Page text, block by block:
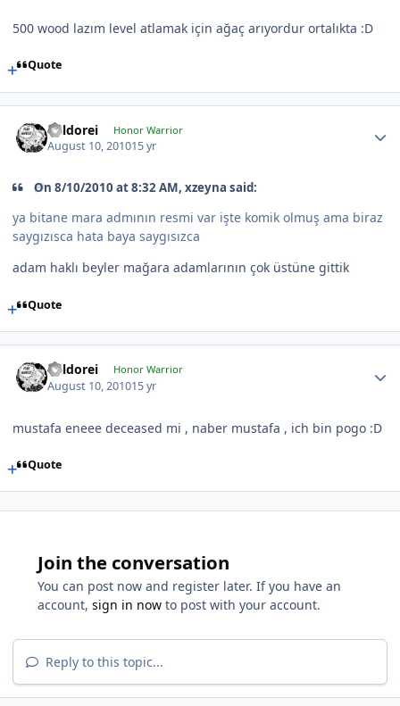
500 wood lazım level atlamak için ağaç arıyordur ortalıkta :D
Quote
Kaldorei Honor Warrior
August 10, 201015 yr
On 8/10/2010 at 8:32 AM, xzeyna said:
ya bitane mara admının resmi var işte komik olmuş ama biraz
saygızısca hata baya saygısızca
adam haklı beyler mağara adamlarının çok üstüne gittik
Quote
Kaldorei Honor Warrior
August 10, 201015 yr
mustafa eneee deceased mi , naber mustafa , ich bin pogo :D
Quote
Join the conversation
You can post now and register later. If you have an
account, sign in now to post with your account.
Reply to this topic...